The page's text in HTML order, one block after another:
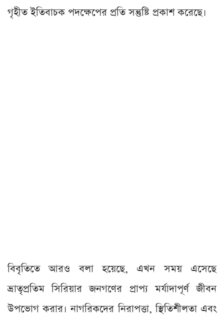
গৃহীত ইতিবাচক পদক্ষেপের প্রতি সন্তুষ্টি প্রকাশ করেছে।
বিবৃতিতে আরও বলা হয়েছে, এখন সময় এসেছে
ভ্রাতৃপ্রতিম সিরিয়ার জনগণের প্রাপ্য মর্যাদাপূর্ণ জীবন
উপভোগ করার। নাগরিকদের নিরাপত্তা, স্থিতিশীলতা এবং